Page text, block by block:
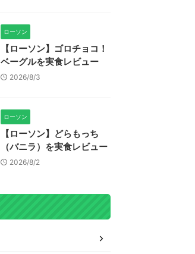
ローソン
【ローソン】ゴロチョコ！
ベーグルを実食レビュー
2026/8/3
ローソン
【ローソン】どらもっち
（バニラ）を実食レビュー
2026/8/2